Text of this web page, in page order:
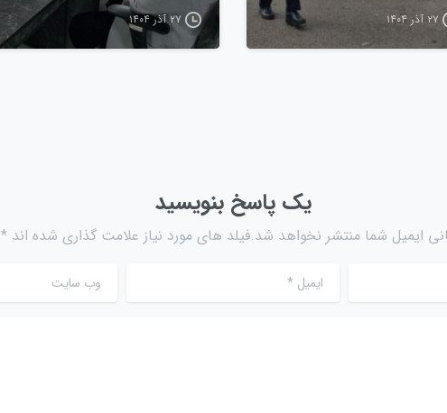
۲۷ آذر ۱۴۰۴ ۲۷ آذر ۱۴۰۴
یک پاسخ بنویسید
ایمیل شما منتشر نخواهد شد.فیلد های مورد نیاز علامت گذاری شده اند *
ایمیل * وب سایت